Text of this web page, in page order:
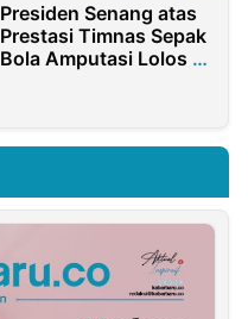
Presiden Senang atas
Prestasi Timnas Sepak
Bola Amputasi Lolos ke